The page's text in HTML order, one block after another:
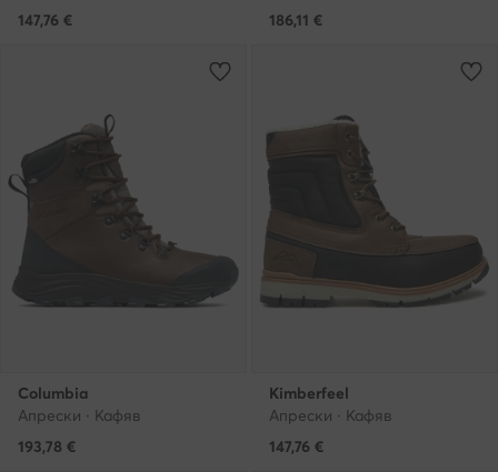
147,76 €
186,11 €
Columbia
Апрески · Кафяв
193,78 €
Kimberfeel
Апрески · Кафяв
147,76 €